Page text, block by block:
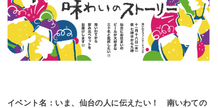
イベント名：いま、仙台の人に伝えたい！ 南いわての